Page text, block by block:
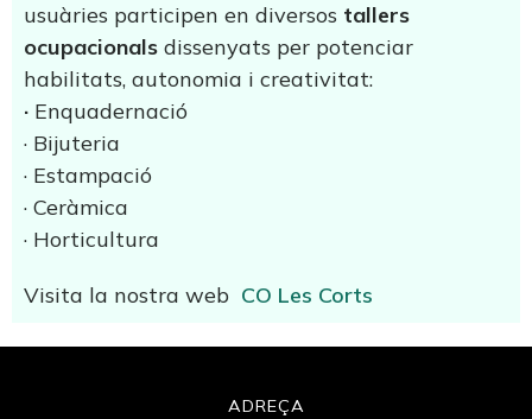
usuàries participen en diversos tallers
ocupacionals dissenyats per potenciar
habilitats, autonomia i creativitat:
· Enquadernació
· Bijuteria
· Estampació
· Ceràmica
· Horticultura
Visita la nostra web CO Les Corts
ADREÇA